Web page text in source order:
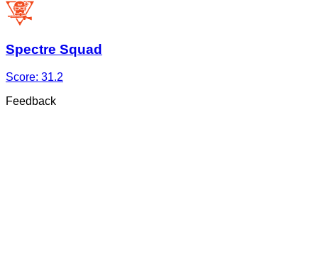
Spectre Squad
Score: 31.2
Feedback